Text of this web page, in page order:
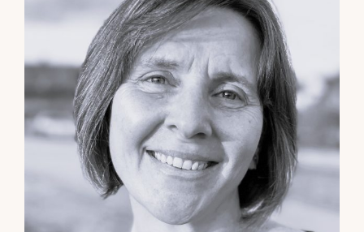
News
Fragen FAQ
Kontakt
Mein Account